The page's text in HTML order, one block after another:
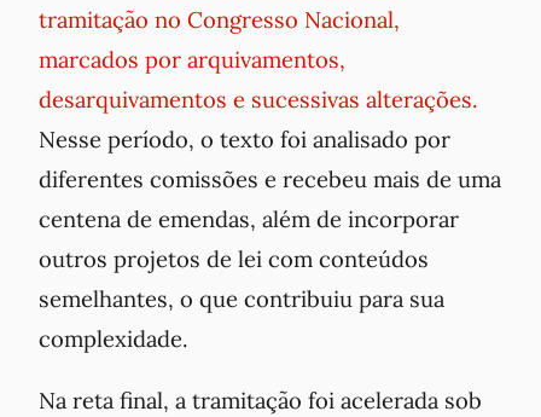
tramitação no Congresso Nacional,
marcados por arquivamentos,
desarquivamentos e sucessivas alterações.
Nesse período, o texto foi analisado por
diferentes comissões e recebeu mais de uma
centena de emendas, além de incorporar
outros projetos de lei com conteúdos
semelhantes, o que contribuiu para sua
complexidade.
Na reta final, a tramitação foi acelerada sob